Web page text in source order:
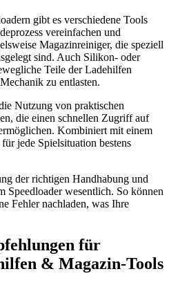
gibt es verschiedene Tools
vereinfachen und
Magazinreiniger, die speziell
sind. Auch Silikon- oder
Teile der Ladehilfen
zu entlasten.
Nutzung von praktischen
die einen schnellen Zugriff auf
Kombiniert mit einem
jede Spielsituation bestens
der richtigen Handhabung und
Speedloader wesentlich. So können
Fehler nachladen, was Ihre
für
& Magazin-Tools